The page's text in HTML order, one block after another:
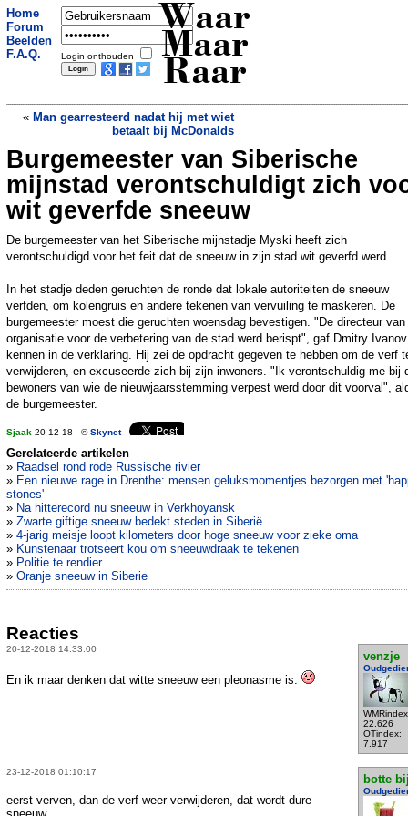
Home
Forum
Beelden
F.A.Q.
Login onthouden
Waar
Maar
Raar
« Man gearresteerd nadat hij met wiet
betaalt bij McDonalds
Dit schaap heeft een rolstoel en woont
sinds kort in Nederland»
Burgemeester van Siberische
mijnstad verontschuldigt zich
wit geverfde sneeuw
De burgemeester van het Siberische mijnstadje Myski heeft zich
verontschuldigd voor het feit dat de sneeuw in zijn stad wit geverfd werd.
In het stadje deden geruchten de ronde dat lokale autoriteiten de sneeuw
verfden, om kolengruis en andere tekenen van vervuiling te maskeren. De
burgemeester moest die geruchten woensdag bevestigen. "De directeur van
organisatie voor de verbetering van de stad werd berispt", gaf Dmitry
kennen in de verklaring. Hij zei de opdracht gegeven te hebben om de verf
verwijderen, en excuseerde zich bij zijn inwoners. "Ik verontschuldig me bij
bewoners van wie de nieuwjaarsstemming verpest werd door dit voorval",
de burgemeester.
Sjaak 20-12-18 - ©Skynet
Gerelateerde artikelen
» Raadsel rond rode Russische rivier
» Een nieuwe rage in Drenthe: mensen geluksmomentjes bezorgen met
stones'
» Na hitterecord nu sneeuw in Verkhoyansk
» Zwarte giftige sneeuw bedekt steden in Siberië
» 4-jarig meisje loopt kilometers door hoge sneeuw voor zieke oma
» Kunstenaar trotseert kou om sneeuwdraak te tekenen
» Politie te rendier
» Oranje sneeuw in Siberie
Reacties
20-12-2018 14:33:00
venzje
22.626
OTindex:
7.917
En ik maar denken dat witte sneeuw een pleonasme is.
23-12-2018 01:10:17
botte
eerst verven, dan de verf weer verwijderen, dat wordt dure